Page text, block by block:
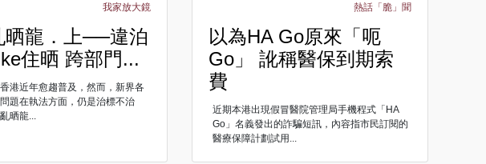
我家放大鏡
晒龍．上──違泊
住晒 跨部門...
港近年愈趨普及，然而，新界各
題在執法方面，仍是治標不治
晒龍...
熱話「脆」聞
以為HA Go原來「呃
Go」 訛稱醫保到期索
費
近期本港出現假冒醫院管理局手機程式「HA
Go」名義發出的詐騙短訊，內容指市民訂閱的
醫療保障計劃試用...